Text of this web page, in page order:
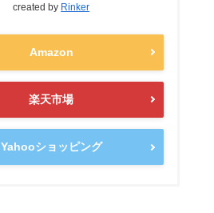
created by Rinker
Amazon
楽天市場
Yahooショッピング